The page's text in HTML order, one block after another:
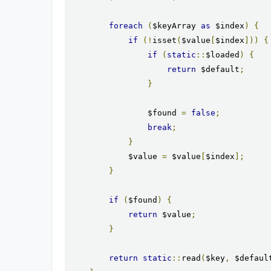
foreach ( $keyArray as $index )
{
if
(! isset ( $value $index ]))
{
if
( static :: $loaded )
{
return $default ;
}
                $found
= false ;
break ;
}
            $value
= $value $index ];
}
if ( $found )
{
return $value ;
}
return static :: read ( $key ,